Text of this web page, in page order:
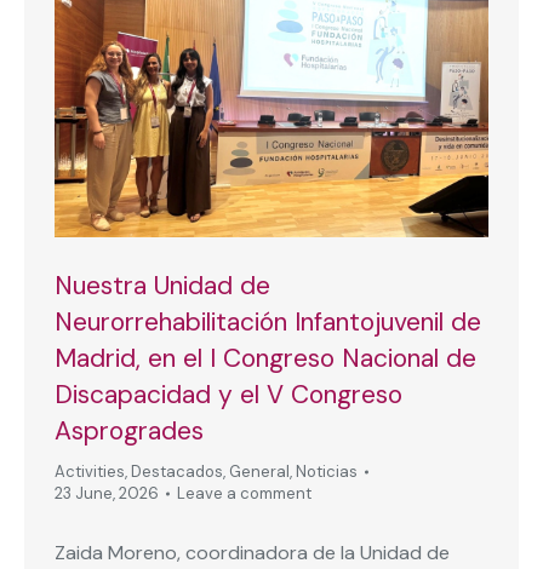
Nuestra Unidad de
Neurorrehabilitación Infantojuvenil de
Madrid, en el I Congreso Nacional de
Discapacidad y el V Congreso
Asprogrades
Activities, Destacados, General, Noticias
23 June, 2026
Leave a comment
Zaida Moreno, coordinadora de la Unidad de